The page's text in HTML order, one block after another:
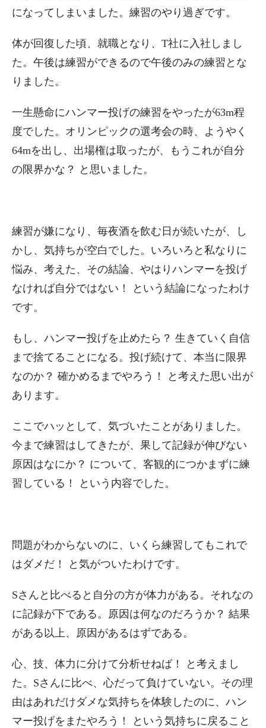
になってしまいました。練習のやり過ぎです。
体が回復した頃、就職となり、T社に入社しまし
た。午後は練習ができるので午後のみの練習とな
りました。
一生懸命にハンマー投げの練習をやったが63m程
度でした。オリンピックの選考会の時、ようやく
64mを出し、出場権は取ったが、もうこれが自分
の限界かな？ と思いました。
練習が嫌になり、毎夜酒を飲む日が続いたが、し
かし、気持ちが空白でした。いろいろと私なりに
悩み、考えた、その結論、やはりハンマーを投げ
なければ自分ではない！ という結論になったわけ
です。
もし、ハンマー投げを止めたら？ 生きていく自信
まで捨てることになる。投げ続けて、本当に限界
なのか？ 確かめるまでやろう！ と考えた思い出が
あります。
ここでハッとして、気づいたことがありました。
今まで練習はしてきたが、果して記録が伸びない
原因はなにか？ について、客観的につかまずに練
習している！ という内容でした。
問題がわからないのに、いくら練習してもこれで
はダメだ！ と気がついたわけです。
Sさんと比べると自分の方が体力がある。それなの
に記録が下である。原因は何なのだろうか？ 結果
がある以上、原因があるはずである。
心、技、体力に分けて分析せねば！ と考えまし
た。Sさんに比べ、心だって負けていない。その理
由はあれだけダメな気持ちを体験したのに、ハン
マー投げをまたやろう！ という気持ちに戻ること